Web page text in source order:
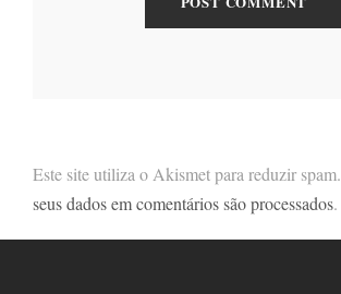
Este site utiliza o Akismet para reduzir spam.
seus dados em comentários são processados.